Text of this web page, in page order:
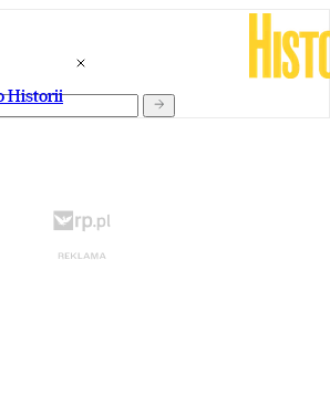
Historii